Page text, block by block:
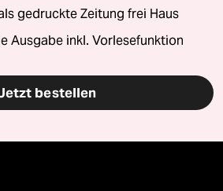
gedruckte Zeitung frei Haus
Ausgabe inkl. Vorlesefunktion
bestellen